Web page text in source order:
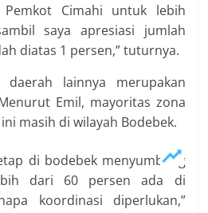
Cimahi untuk lebih
saya apresiasi jumlah
diatas 1 persen,” tuturnya.
lainnya merupakan
Emil, mayoritas zona
masih di wilayah Bodebek.
di bodebek menyumbang
dari 60 persen ada di
koordinasi diperlukan,”